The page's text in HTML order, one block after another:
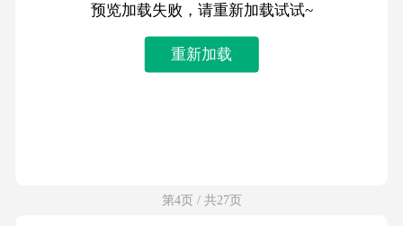
预览加载失败，请重新加载试试~
重新加载
第4页 / 共27页